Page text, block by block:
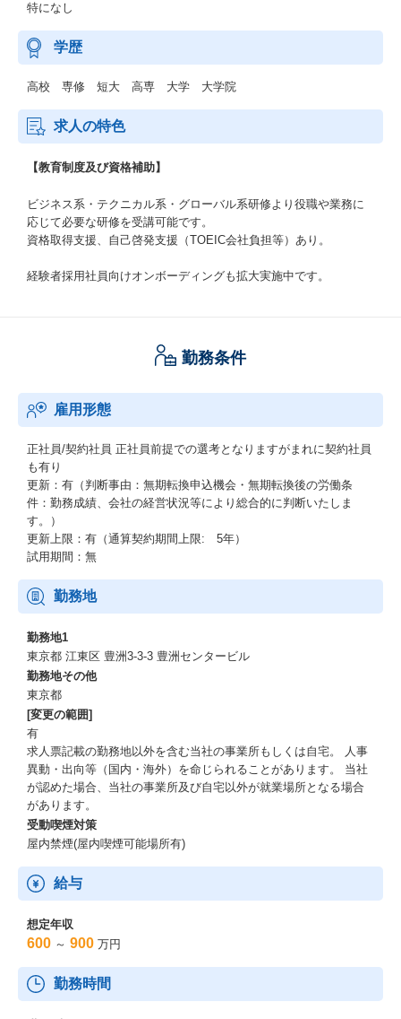
特になし
学歴
高校 専修 短大 高専 大学 大学院
求人の特色
【教育制度及び資格補助】
ビジネス系・テクニカル系・グローバル系研修より役職や業務に
応じて必要な研修を受講可能です。
資格取得支援、自己啓発支援（TOEIC会社負担等）あり。
経験者採用社員向けオンボーディングも拡大実施中です。
勤務条件
雇用形態
正社員/契約社員 正社員前提での選考となりますがまれに契約社員
も有り
更新：有（判断事由：無期転換申込機会・無期転換後の労働条
件：勤務成績、会社の経営状況等により総合的に判断いたしま
す。）
更新上限：有（通算契約期間上限: 5年）
試用期間：無
勤務地
勤務地1
東京都 江東区 豊洲3-3-3 豊洲センタービル
勤務地その他
東京都
[変更の範囲]
有
求人票記載の勤務地以外を含む当社の事業所もしくは自宅。 人事
異動・出向等（国内・海外）を命じられることがあります。 当社
が認めた場合、当社の事業所及び自宅以外が就業場所となる場合
があります。
受動喫煙対策
屋内禁煙(屋内喫煙可能場所有)
給与
想定年収
600 ～ 900 万円
勤務時間